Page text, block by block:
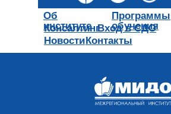
Об
институте
Программы
обучения
Консалтинг
Новости
Вход в СДО
Контакты